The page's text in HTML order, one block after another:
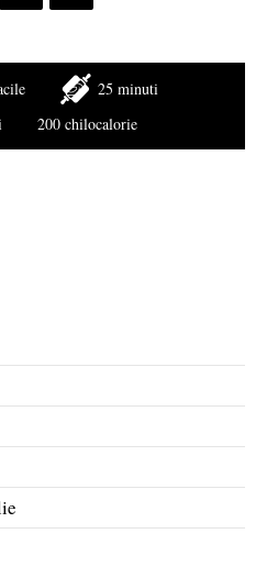
25 minuti
200 chilocalorie